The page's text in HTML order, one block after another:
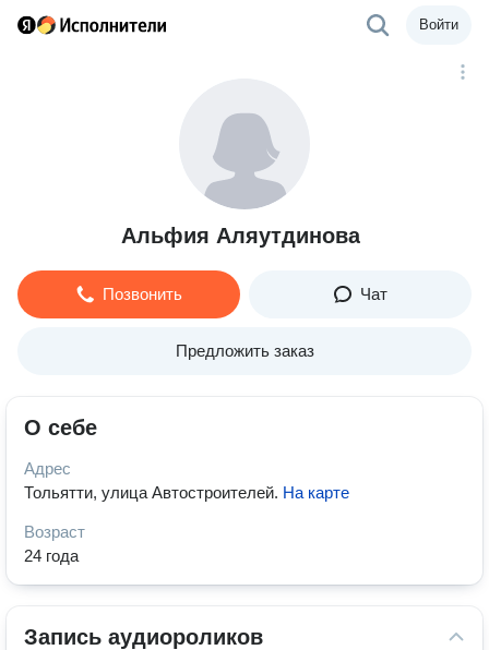
Войти
Альфия Аляутдинова
Позвонить Чат
Предложить заказ
О себе
Адрес
Тольятти, улица Автостроителей. На карте
Возраст
24 года
Запись аудиороликов